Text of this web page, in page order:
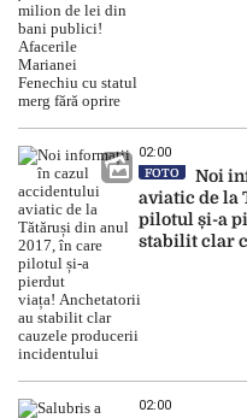
02:00
FOTO
Noi
aviatic de la
pilotul și-a
stabilit clar
02:00